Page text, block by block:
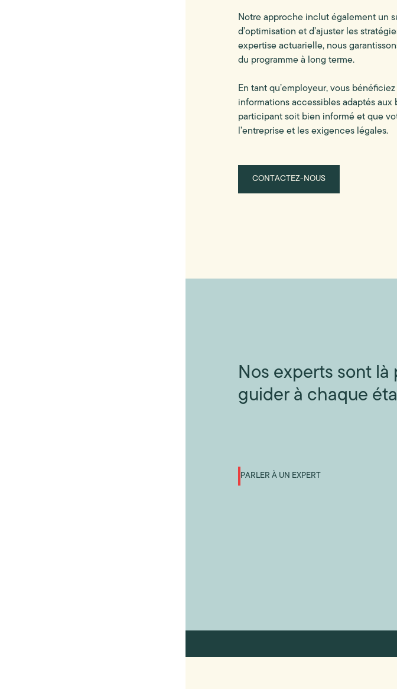
Notre approche inclut également un
d’optimisation et d’ajuster les
expertise actuarielle, nous
du programme à long terme.
En tant qu’employeur, vous
informations accessibles adaptés aux
participant soit bien informé et que
l’entreprise et les exigences légales.
CONTACTEZ-NOUS
Nos experts sont là
guider à chaque
PARLER À UN EXPERT